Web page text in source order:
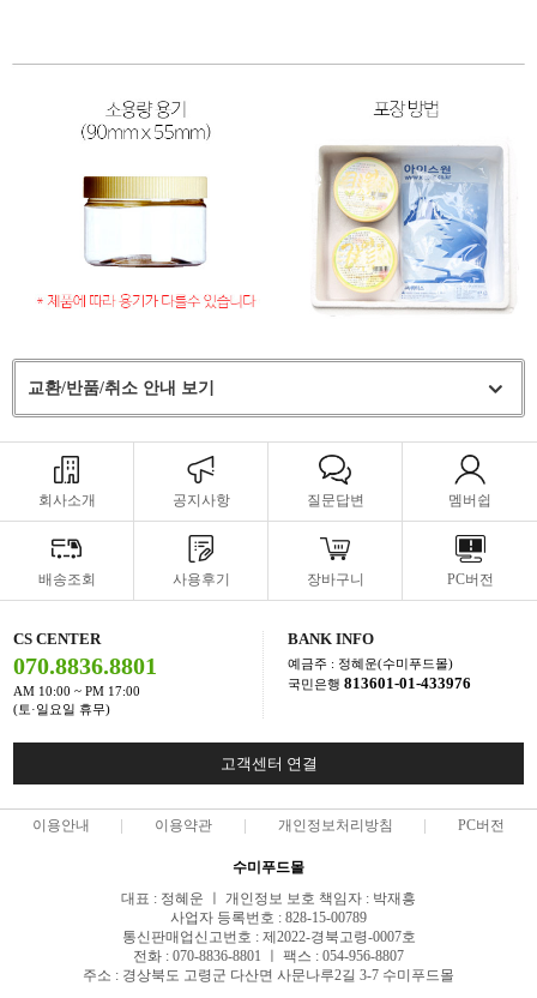
교환/반품/취소 안내 보기
회사소개 공지사항 질문답변 멤버쉽
배송조회 사용후기 장바구니 PC버전
CS CENTER
070.8836.8801
AM 10:00 ~ PM 17:00
(토·일요일 휴무)
BANK INFO
예금주 : 정혜운(수미푸드몰)
국민은행 813601-01-433976
고객센터 연결
이용안내 이용약관 개인정보처리방침 PC버전
수미푸드몰
대표 : 정혜운 ㅣ 개인정보 보호 책임자 : 박재흥
사업자 등록번호 : 828-15-00789
통신판매업신고번호 : 제2022-경북고령-0007호
전화 : 070-8836-8801 ㅣ 팩스 : 054-956-8807
주소 : 경상북도 고령군 다산면 사문나루2길 3-7 수미푸드몰